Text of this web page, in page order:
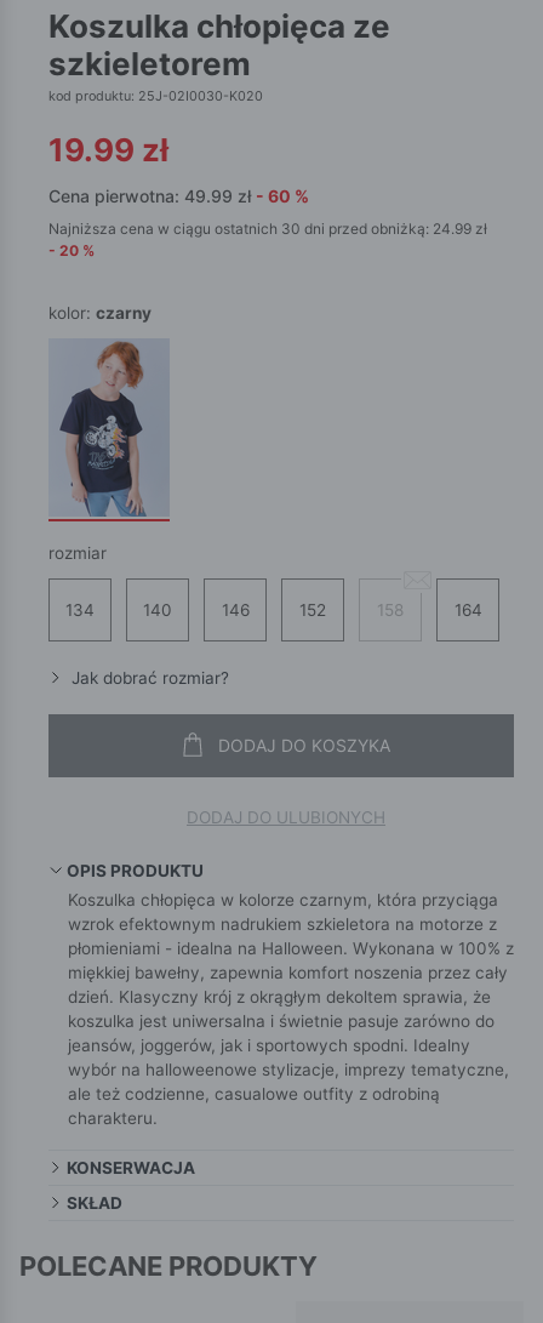
koszulka chłopięca ze
szkieletorem
kod produktu: 25J-02I0030-K020
19.99 zł
Cena pierwotna: 49.99 zł - 60 %
Najniższa cena w ciągu ostatnich 30 dni przed obniżką: 24.99 zł
- 20 %
kolor: czarny
rozmiar
134 140 146 152 158 164
Jak dobrać rozmiar?
DODAJ DO KOSZYKA
DODAJ DO ULUBIONYCH
OPIS PRODUKTU
Koszulka chłopięca w kolorze czarnym, która przyciąga
wzrok efektownym nadrukiem szkieletora na motorze z
płomieniami - idealna na Halloween. Wykonana w 100% z
miękkiej bawełny, zapewnia komfort noszenia przez cały
dzień. Klasyczny krój z okrągłym dekoltem sprawia, że
koszulka jest uniwersalna i świetnie pasuje zarówno do
jeansów, joggerów, jak i sportowych spodni. Idealny
wybór na halloweenowe stylizacje, imprezy tematyczne,
ale też codzienne, casualowe outfity z odrobiną
charakteru.
KONSERWACJA
SKŁAD
POLECANE PRODUKTY